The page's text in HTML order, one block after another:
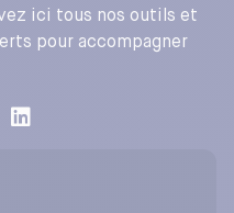
ici tous nos outils et
pour accompagner